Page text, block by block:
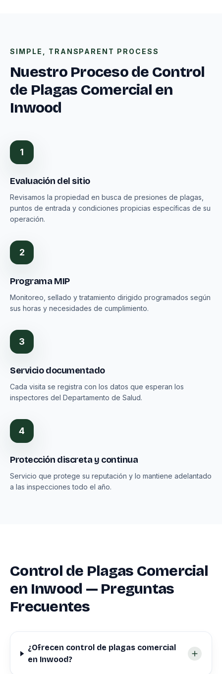
SIMPLE, TRANSPARENT PROCESS
Nuestro Proceso de Control
de Plagas Comercial en
Inwood
1
Evaluación del sitio
Revisamos la propiedad en busca de presiones de plagas,
puntos de entrada y condiciones propicias específicas de su
operación.
2
Programa MIP
Monitoreo, sellado y tratamiento dirigido programados según
sus horas y necesidades de cumplimiento.
3
Servicio documentado
Cada visita se registra con los datos que esperan los
inspectores del Departamento de Salud.
4
Protección discreta y continua
Servicio que protege su reputación y lo mantiene adelantado
a las inspecciones todo el año.
Control de Plagas Comercial
en Inwood — Preguntas
Frecuentes
¿Ofrecen control de plagas comercial
en Inwood?